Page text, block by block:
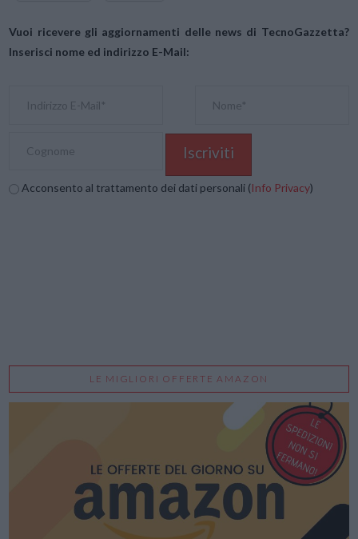
Vuoi ricevere gli aggiornamenti delle news di TecnoGazzetta?
Inserisci nome ed indirizzo E-Mail:
Acconsento al trattamento dei dati personali (Info Privacy)
LE MIGLIORI OFFERTE AMAZON